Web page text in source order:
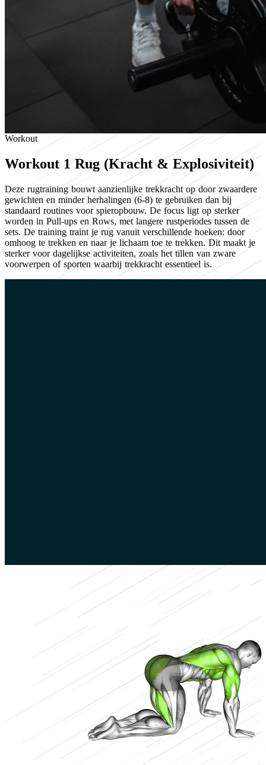
Workout
Workout 1 Rug (Kracht & Explosiviteit)
Deze rugtraining bouwt aanzienlijke trekkracht op door zwaardere
gewichten en minder herhalingen (6-8) te gebruiken dan bij
standaard routines voor spieropbouw. De focus ligt op sterker
worden in Pull-ups en Rows, met langere rustperiodes tussen de
sets. De training traint je rug vanuit verschillende hoeken: door
omhoog te trekken en naar je lichaam toe te trekken. Dit maakt je
sterker voor dagelijkse activiteiten, zoals het tillen van zware
voorwerpen of sporten waarbij trekkracht essentieel is.